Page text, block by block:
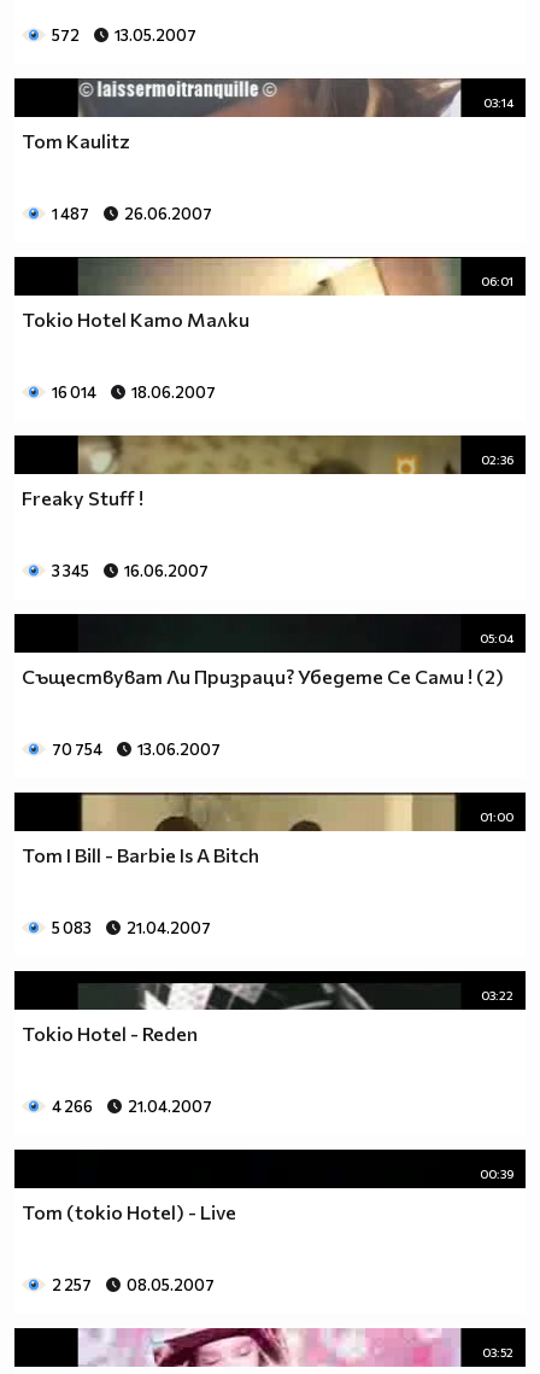
572 13.05.2007
03:14
Tom Kaulitz
1 487 26.06.2007
06:01
Tokio Hotel Като Малки
16 014 18.06.2007
02:36
Freaky Stuff !
3 345 16.06.2007
05:04
Съществуват Ли Призраци? Убедете Се Сами ! (2)
70 754 13.06.2007
01:00
Tom I Bill - Barbie Is A Bitch
5 083 21.04.2007
03:22
Tokio Hotel - Reden
4 266 21.04.2007
00:39
Tom (tokio Hotel) - Live
2 257 08.05.2007
03:52